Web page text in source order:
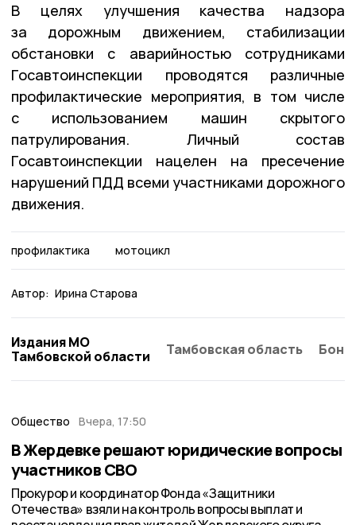
В целях улучшения качества надзора
за дорожным движением, стабилизации
обстановки с аварийностью сотрудниками
Госавтоинспекции проводятся различные
профилактические мероприятия, в том числе
с использованием машин скрытого
патрулирования. Личный состав
Госавтоинспекции нацелен на пресечение
нарушений ПДД всеми участниками дорожного
движения.
профилактика мотоцикл
Автор: Ирина Старова
Издания МО
Тамбовской области
Тамбовская область
Общество Вчера, 17:50
В Жердевке решают юридические вопросы
участников СВО
Прокурор и координатор Фонда «Защитники
Отечества» взяли на контроль вопросы выплат и